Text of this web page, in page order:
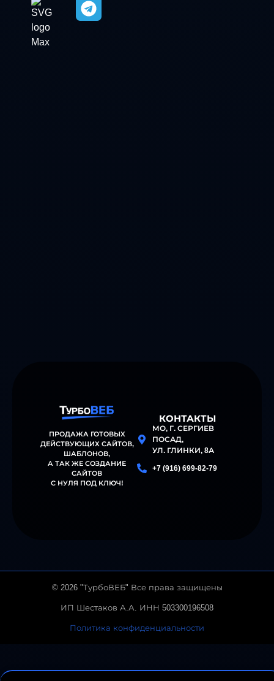
ПРОДАЖА ГОТОВЫХ
ДЕЙСТВУЮЩИХ САЙТОВ,
ШАБЛОНОВ,
А ТАК ЖЕ СОЗДАНИЕ
САЙТОВ
С НУЛЯ ПОД КЛЮЧ!
КОНТАКТЫ
МО, Г. СЕРГИЕВ
ПОСАД,
УЛ. ГЛИНКИ, 8А
+7 (916) 699-82-79
© 2026 "ТурбоВЕБ" Все права защищены
ИП Шестаков А.А. ИНН 503300196508
Политика конфиденциальности